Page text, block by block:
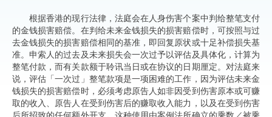
根据香港的现行法律，法庭会在人身伤害个案中判给整笔支付
的金钱损害赔偿。在判给未来金钱损失的损害赔偿时，可按照与过
去金钱损失的损害赔偿相同的基准，即回复原状或十足补偿损失基
准。申索人的过去及未来损失会一次过予以评估及具体化，计算为
整笔付款，而有关款额于聆讯当日或在协议的日期厘定。对法庭来
说，评估「一次过」整笔款项是一项困难的工作，因为评估未来金
钱损失的损害赔偿时，必须考虑原告人如非因受到伤害原本或可赚
取的收入、原告人在受到伤害后的赚取收入能力，以及在受到伤害